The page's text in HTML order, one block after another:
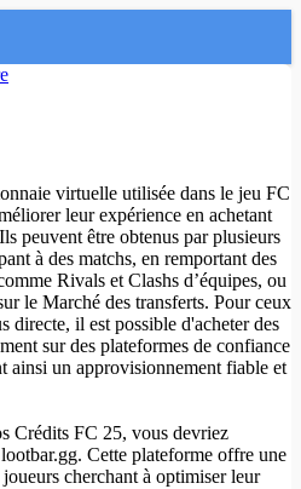
virtuelle utilisée dans le jeu FC
leur expérience en achetant
peuvent être obtenus par plusieurs
à des matchs, en remportant des
Rivals et Clashs d’équipes, ou
le Marché des transferts. Pour ceux
directe, il est possible d'acheter des
sur des plateformes de confiance
ainsi un approvisionnement fiable et
Crédits FC 25, vous devriez
Cette plateforme offre une
cherchant à optimiser leur